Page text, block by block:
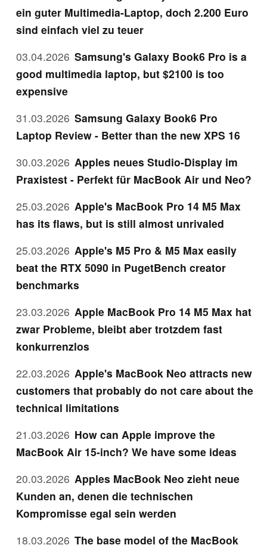
ein guter Multimedia-Laptop, doch 2.200 Euro
sind einfach viel zu teuer
03.04.2026 Samsung's Galaxy Book6 Pro is a
good multimedia laptop, but $2100 is too
expensive
31.03.2026 Samsung Galaxy Book6 Pro
Laptop Review - Better than the new XPS 16
30.03.2026 Apples neues Studio-Display im
Praxistest - Perfekt für MacBook Air und Neo?
25.03.2026 Apple's MacBook Pro 14 M5 Max
has its flaws, but is still almost unrivaled
25.03.2026 Apple's M5 Pro & M5 Max easily
beat the RTX 5090 in PugetBench creator
benchmarks
23.03.2026 Apple MacBook Pro 14 M5 Max hat
zwar Probleme, bleibt aber trotzdem fast
konkurrenzlos
22.03.2026 Apple's MacBook Neo attracts new
customers that probably do not care about the
technical limitations
21.03.2026 How can Apple improve the
MacBook Air 15-inch? We have some ideas
20.03.2026 Apples MacBook Neo zieht neue
Kunden an, denen die technischen
Kompromisse egal sein werden
18.03.2026 The base model of the MacBook